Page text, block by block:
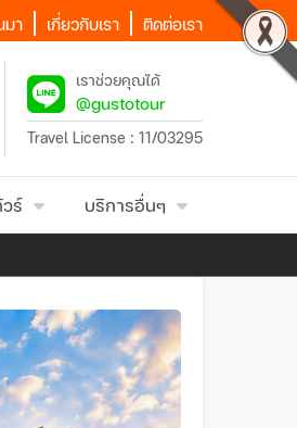
มา เกี่ยวกับเรา ติดต่อเรา
เราช่วยคุณได้
@gustotour
Travel License : 11/03295
ร์ บริการอื่นๆ